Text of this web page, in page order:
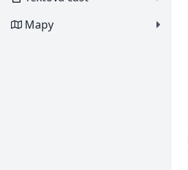
Mapy